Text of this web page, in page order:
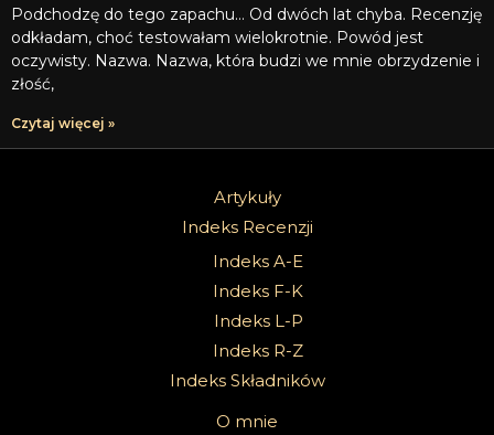
Podchodzę do tego zapachu… Od dwóch lat chyba. Recenzję
odkładam, choć testowałam wielokrotnie. Powód jest
oczywisty. Nazwa. Nazwa, która budzi we mnie obrzydzenie i
złość,
Czytaj więcej »
Artykuły
Indeks Recenzji
Indeks A-E
Indeks F-K
Indeks L-P
Indeks R-Z
Indeks Składników
O mnie